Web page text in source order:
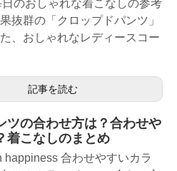
日のおしゃれな着こなしの参考
抜群の「クロップドパンツ」
、おしゃれなレディースコー
記事を読む
ツの合わせ方は？合わせや
着こなしのまとめ
happiness 合わせやすいカラ